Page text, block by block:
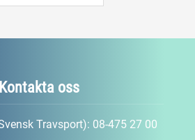
Kontakta oss
Travsport): 08-475 27 00